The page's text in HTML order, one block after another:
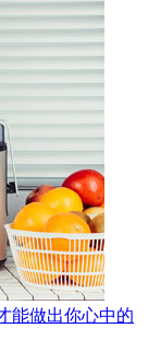
能做出你心中的